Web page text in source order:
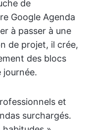
de
Google Agenda
à passer à une
de projet, il crée,
des blocs
journée.
et
surchargés.